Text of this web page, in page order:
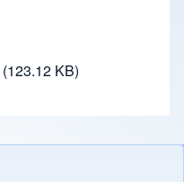
(123.12 KB)